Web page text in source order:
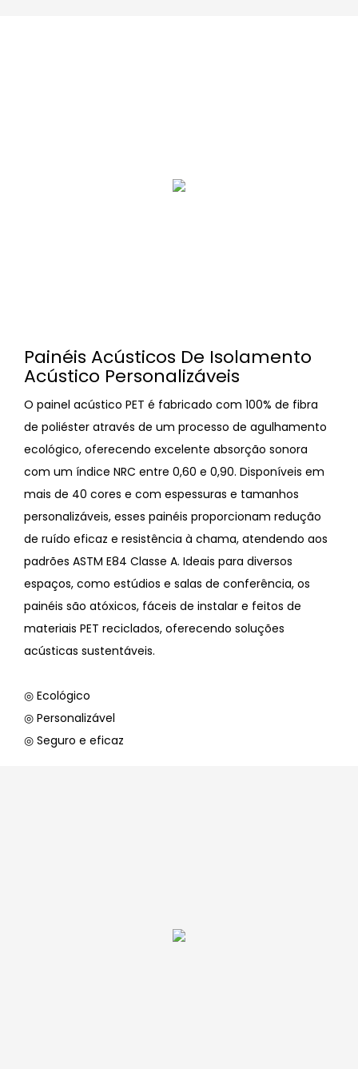
Painéis Acústicos De Isolamento
Acústico Personalizáveis
O painel acústico PET é fabricado com 100% de fibra
de poliéster através de um processo de agulhamento
ecológico, oferecendo excelente absorção sonora
com um índice NRC entre 0,60 e 0,90. Disponíveis em
mais de 40 cores e com espessuras e tamanhos
personalizáveis, esses painéis proporcionam redução
de ruído eficaz e resistência à chama, atendendo aos
padrões ASTM E84 Classe A. Ideais para diversos
espaços, como estúdios e salas de conferência, os
painéis são atóxicos, fáceis de instalar e feitos de
materiais PET reciclados, oferecendo soluções
acústicas sustentáveis.
◎ Ecológico
◎ Personalizável
◎ Seguro e eficaz